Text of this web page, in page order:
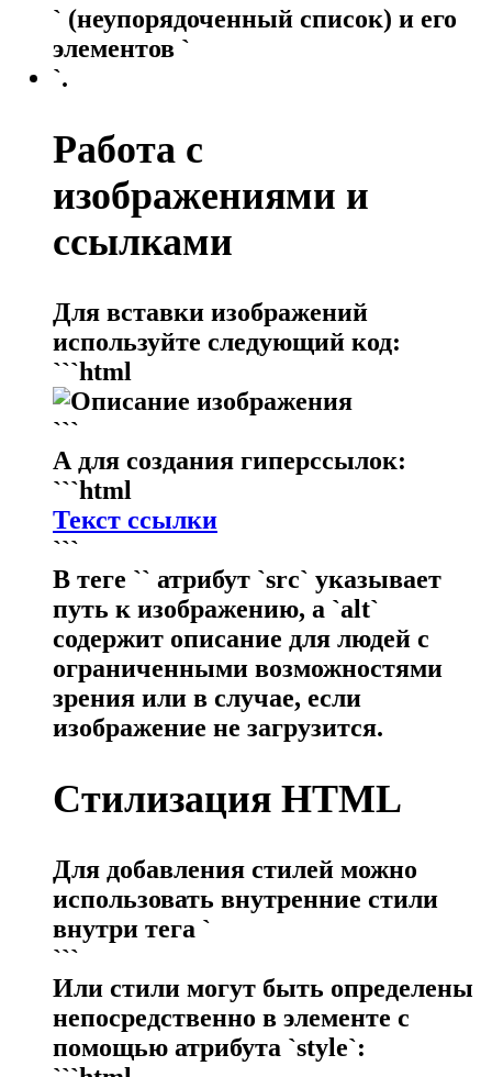
` (неупорядоченный список) и его
элементов `
`.
Работа с
изображениями и
ссылками
Для вставки изображений
используйте следующий код:
```html
```
А для создания гиперссылок:
```html
Текст ссылки
```
В теге `` атрибут `src` указывает
путь к изображению, а `alt`
содержит описание для людей с
ограниченными возможностями
зрения или в случае, если
изображение не загрузится.
Стилизация HTML
Для добавления стилей можно
использовать внутренние стили
внутри тега `
```
Или стили могут быть определены
непосредственно в элементе с
помощью атрибута `style`: